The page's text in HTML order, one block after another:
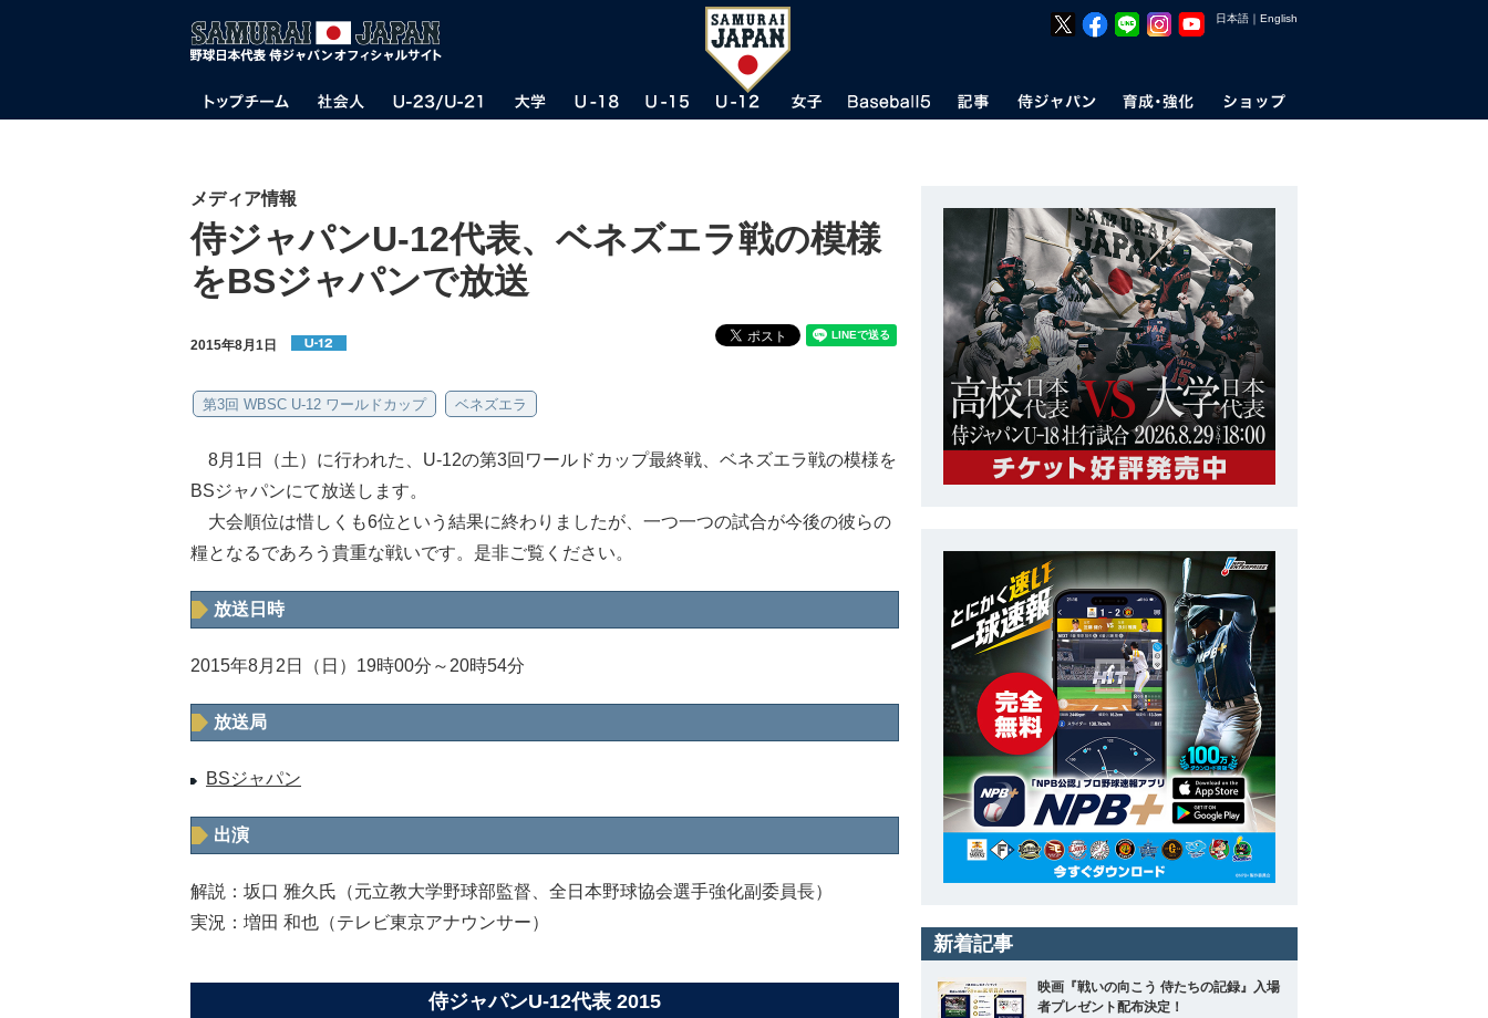
日本語 ｜ English
メディア情報
侍ジャパンU-12代表、ベネズエラ戦の模様
をBSジャパンで放送
2015年8月1日
第3回 WBSC U-12 ワールドカップ ベネズエラ
8月1日（土）に行われた、U-12の第3回ワールドカップ最終戦、ベネズエラ戦の模様を
BSジャパンにて放送します。
大会順位は惜しくも6位という結果に終わりましたが、一つ一つの試合が今後の彼らの
糧となるであろう貴重な戦いです。是非ご覧ください。
放送日時
2015年8月2日（日）19時00分～20時54分
放送局
BSジャパン
出演
解説：坂口 雅久氏（元立教大学野球部監督、全日本野球協会選手強化副委員長）
実況：増田 和也（テレビ東京アナウンサー）
侍ジャパンU-12代表 2015
新着記事
映画『戦いの向こう 侍たちの記録』入場
者プレゼント配布決定！